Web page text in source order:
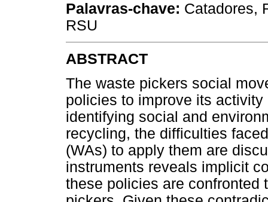
Palavras-chave: Catadores,
RSU
ABSTRACT
The waste pickers social
policies to improve its
identifying social and
recycling, the difficulties
(WAs) to apply them are
instruments reveals implicit
these policies are confronted